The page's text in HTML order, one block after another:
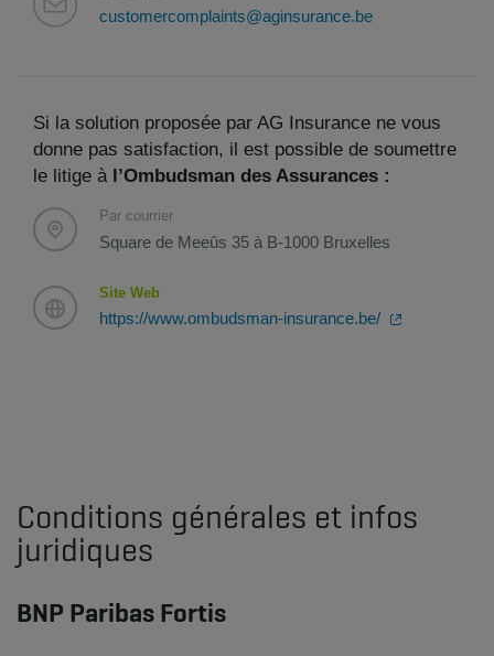
customercomplaints@aginsurance.be
Si la solution proposée par AG Insurance ne vous
donne pas satisfaction, il est possible de soumettre
le litige à l’Ombudsman des Assurances :
Par courrier
Square de Meeûs 35 à B-1000 Bruxelles
Site Web
https://www.ombudsman-insurance.be/
Conditions générales et infos
juridiques
BNP Paribas Fortis